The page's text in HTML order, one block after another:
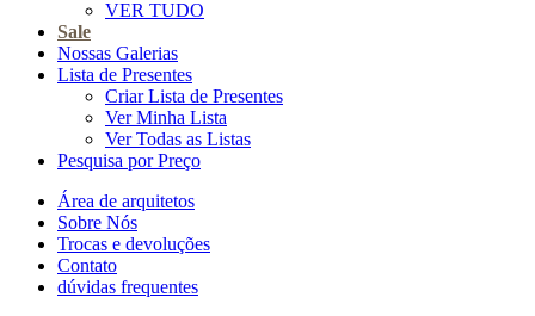
VER TUDO
Sale
Nossas Galerias
Lista de Presentes
Criar Lista de Presentes
Ver Minha Lista
Ver Todas as Listas
Pesquisa por Preço
Área de arquitetos
Sobre Nós
Trocas e devoluções
Contato
dúvidas frequentes